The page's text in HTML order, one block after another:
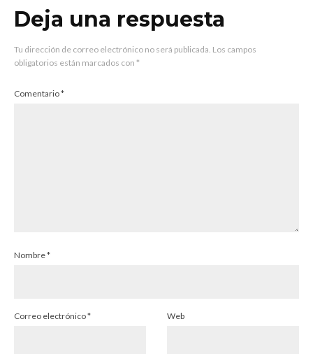
Deja una respuesta
Tu dirección de correo electrónico no será publicada. Los campos
obligatorios están marcados con *
Comentario*
Nombre*
Correo electrónico* Web